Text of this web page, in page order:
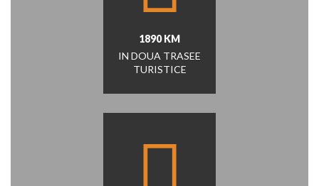
1890 KM
IN DOUA TRASEE
TURISTICE